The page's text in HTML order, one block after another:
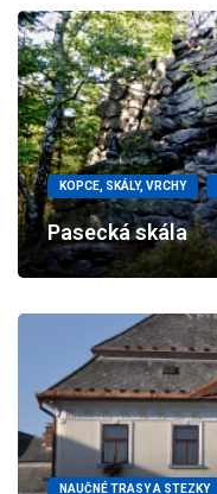
KOPCE, SKÁLY, VRCHY
Pasecká skála
NAUČNÉ TRASY A STEZKY